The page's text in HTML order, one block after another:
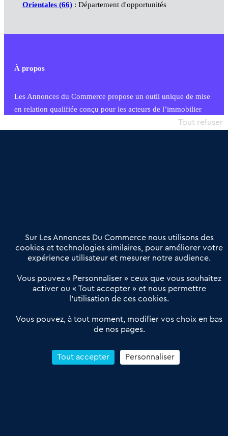
Orientales (66): Département d'opportunités
À propos
Les Annonces du Commerce propose un outil unique de mise
en relation qualifiée conçu pour les acteurs de l’immobilier
commercial et les collectivités territoriales, simple et intégrant
Offres Pro
Actualités
Qui sommes nous ?
Derniers articles
Réseau 3C : un partenaire national dédié aux transactions
Petitscommerces : Un partenariat au service du commerce de
proximité et des territoires
Reprendre un Restaurant Rapide
Sur Les Annonces Du Commerce nous utilisons des
cookies et technologies similaires, pour améliorer votre
expérience utilisateur et mesurer notre audience.
Vous pouvez « Personnaliser » ceux que vous souhaitez
activer ou « Tout accepter » et nous permettre
l’utilisation de ces cookies.
Vous pouvez, à tout moment, modifier vos choix en bas
de nos pages.
Tout accepter
Tout refuser
Personnaliser